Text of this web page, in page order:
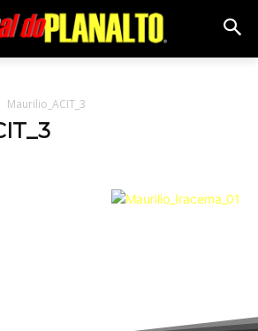
Maurilio_ACIT_3